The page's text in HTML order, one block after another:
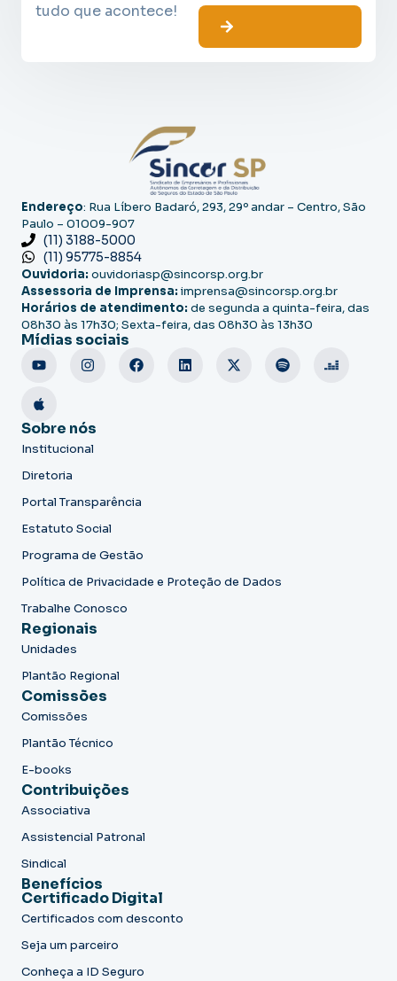
tudo que acontece!
Endereço: Rua Líbero Badaró, 293, 29º andar – Centro, São
Paulo – 01009-907
(11) 3188-5000
(11) 95775-8854
Ouvidoria: ouvidoriasp@sincorsp.org.br
Assessoria de Imprensa: imprensa@sincorsp.org.br
Horários de atendimento: de segunda a quinta-feira, das
08h30 às 17h30; Sexta-feira, das 08h30 às 13h30
Mídias sociais
Sobre nós
Institucional
Diretoria
Portal Transparência
Estatuto Social
Programa de Gestão
Política de Privacidade e Proteção de Dados
Trabalhe Conosco
Regionais
Unidades
Plantão Regional
Comissões
Comissões
Plantão Técnico
E-books
Contribuições
Associativa
Assistencial Patronal
Sindical
Benefícios
Certificado Digital
Certificados com desconto
Seja um parceiro
Conheça a ID Seguro